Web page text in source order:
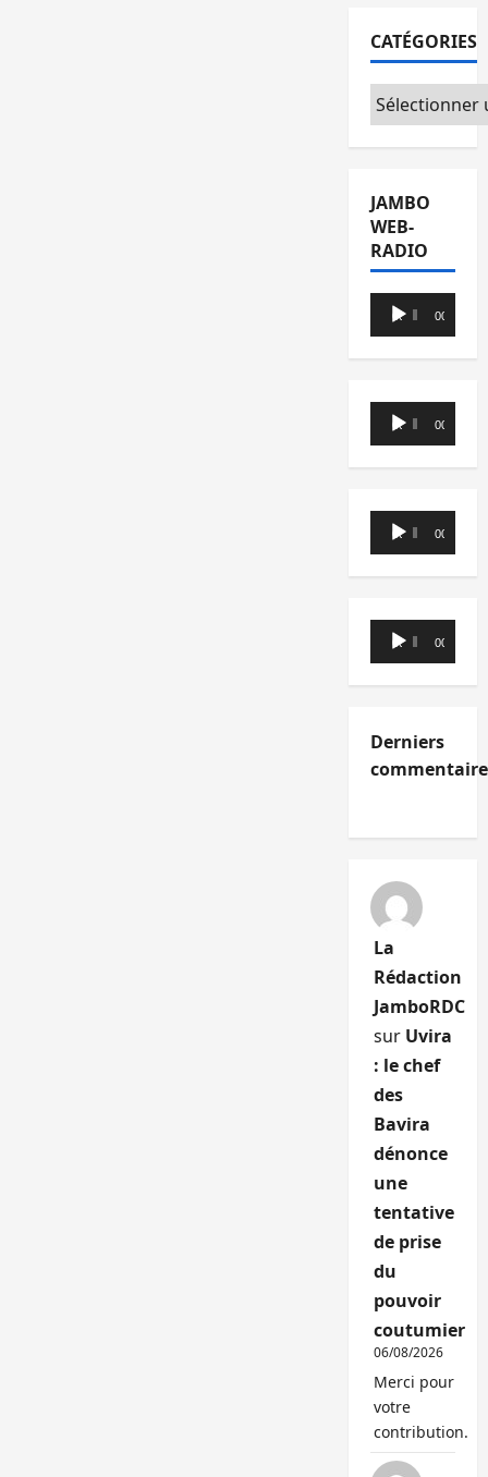
CATÉGORIES
Catégories
JAMBO
WEB-
RADIO
Lecteur
audio
00:00 00:00
Lecteur
audio
00:00 00:00
Lecteur
audio
00:00 00:00
Lecteur
audio
00:00 00:00
Derniers
La
Rédaction
JamboRDC
sur Uvira
: le chef
des
Bavira
dénonce
une
tentative
de prise
du
pouvoir
coutumier
06/08/2026
Merci pour
votre
contribution.